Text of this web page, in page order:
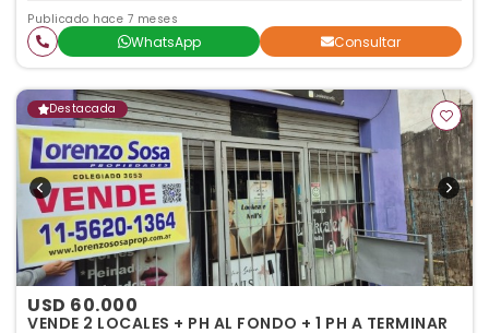
Publicado hace 7 meses
WhatsApp Consultar
Destacada
USD 60.000
VENDE 2 LOCALES + PH AL FONDO + 1 PH A TERMINAR